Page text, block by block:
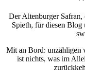
Der Altenburger Safran,
Spieth, für diesen Blog
Mit an Bord: unzähligen
ist nichts, was im